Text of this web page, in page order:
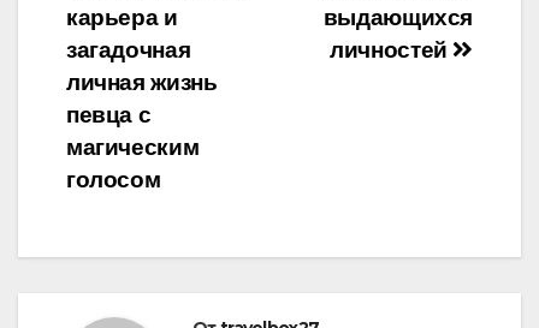
выдающихся
личностей
карьера и
загадочная
личная жизнь
певца с
магическим
голосом